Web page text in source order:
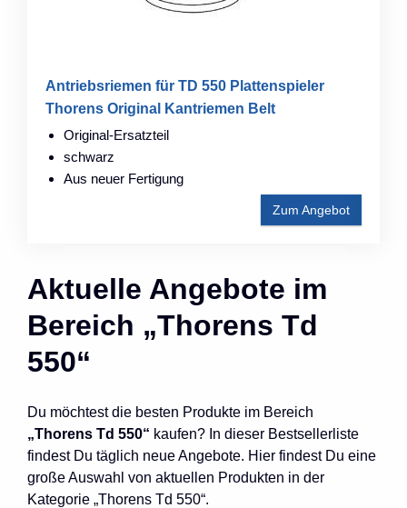
Antriebsriemen für TD 550 Plattenspieler
Thorens Original Kantriemen Belt
Original-Ersatzteil
schwarz
Aus neuer Fertigung
Zum Angebot
Aktuelle Angebote im
Bereich „Thorens Td
550“
Du möchtest die besten Produkte im Bereich
„Thorens Td 550“ kaufen? In dieser Bestsellerliste
findest Du täglich neue Angebote. Hier findest Du eine
große Auswahl von aktuellen Produkten in der
Kategorie „Thorens Td 550“.